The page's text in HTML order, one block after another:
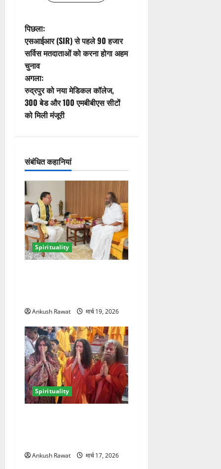
पो
स्ट
ने
वि
गे
न
पिछला:
एसआईआर (SIR) से पहले 90 हजार
सर्विस मतदाताओं को करना होगा अहम
चुनाव
अगला:
रुद्रपुर को नया मेडिकल कॉलेज,
300 बेड और 100 एमबीबीएस सीटों
को मिली मंजूरी
संबंधित कहानियां
Spirituality
Ankush Rawat मार्च 19, 2026
Spirituality
Ankush Rawat मार्च 17, 2026